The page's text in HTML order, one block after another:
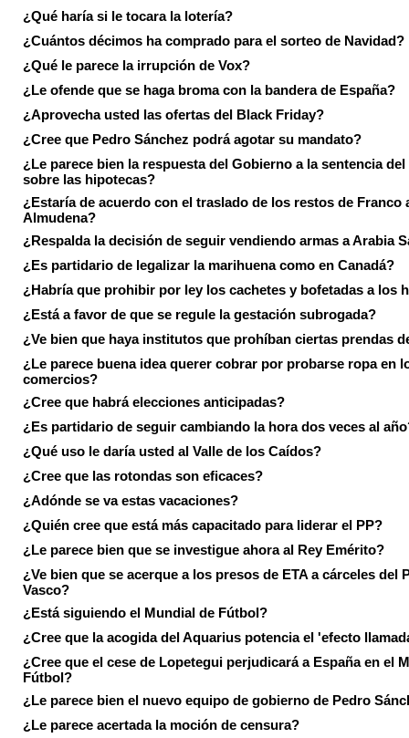
¿Qué haría si le tocara la lotería?
¿Cuántos décimos ha comprado para el sorteo de Navidad?
¿Qué le parece la irrupción de Vox?
¿Le ofende que se haga broma con la bandera de España?
¿Aprovecha usted las ofertas del Black Friday?
¿Cree que Pedro Sánchez podrá agotar su mandato?
¿Le parece bien la respuesta del Gobierno a la sentencia
sobre las hipotecas?
¿Estaría de acuerdo con el traslado de los restos de Franco
Almudena?
¿Respalda la decisión de seguir vendiendo armas a Arabia
¿Es partidario de legalizar la marihuena como en Canadá?
¿Habría que prohibir por ley los cachetes y bofetadas a los
¿Está a favor de que se regule la gestación subrogada?
¿Ve bien que haya institutos que prohíban ciertas prendas
¿Le parece buena idea querer cobrar por probarse ropa en
comercios?
¿Cree que habrá elecciones anticipadas?
¿Es partidario de seguir cambiando la hora dos veces al
¿Qué uso le daría usted al Valle de los Caídos?
¿Cree que las rotondas son eficaces?
¿Adónde se va estas vacaciones?
¿Quién cree que está más capacitado para liderar el PP?
¿Le parece bien que se investigue ahora al Rey Emérito?
¿Ve bien que se acerque a los presos de ETA a cárceles del
Vasco?
¿Está siguiendo el Mundial de Fútbol?
¿Cree que la acogida del Aquarius potencia el 'efecto
¿Cree que el cese de Lopetegui perjudicará a España en el
Fútbol?
¿Le parece bien el nuevo equipo de gobierno de Pedro
¿Le parece acertada la moción de censura?